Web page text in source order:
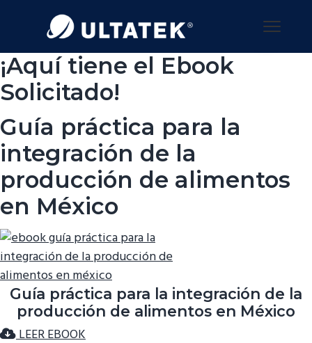
t
a
r
a
l
a
n
a
v
e
g
a
ó
t
a
r
a
l
c
o
n
t
e
n
i
p
t
a
r
a
l
p
i
e
d
e
p
á
n
¡Aquí tiene el Ebook
Solicitado!
Guía práctica para la
integración de la
producción de alimentos
en México
Guía práctica para la integración de la
producción de alimentos en México
LEER EBOOK